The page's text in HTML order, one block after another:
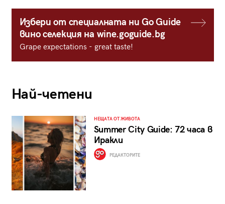
Избери от специалната ни Go Guide
вино селекция на wine.goguide.bg
Grape expectations - great taste!
Най-четени
НЕЩАТА ОТ ЖИВОТА
Summer City Guide: 72 часа в
Иракли
РЕДАКТОРИТЕ